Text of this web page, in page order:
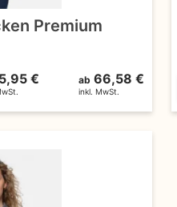
Premium
€ ab 66,58 €
inkl. MwSt.